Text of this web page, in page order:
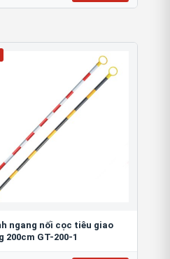
ngang nối cọc tiêu giao
200cm GT-200-1